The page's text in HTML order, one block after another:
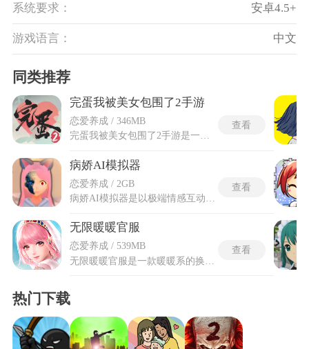
系统要求： 安卓4.5+
游戏语言： 中文
同类推荐
完蛋我被美女包围了2手游
恋爱养成 / 346MB
完蛋我被美女包围了2手游是一款由Steam平台移植的古装情感悬疑网络真人互动影像游戏，也是完蛋我被美女包围了系列的正统续作。玩家将在剧情中意外穿越时空来到古代，卷入朝堂暗涌与江湖纷争，并与六位性格迥异的佳人相遇。完蛋我被美女包围了2手游通过高质量的实景拍摄与多线分支剧情，将权谋、探案与情感纠葛紧密融合，玩家在每一次对话选择与行动决策中，都会影响与佳人的关系走向，甚至决定故事的结局。
查看
病娇AI模拟器
恋爱养成 / 2GB
查看
无限暖暖官服
恋爱养成 / 539MB
查看
热门下载